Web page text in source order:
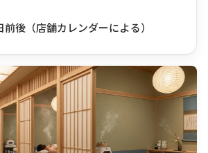
後（店舗カレンダーによる）